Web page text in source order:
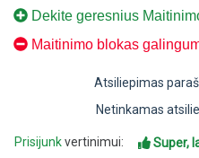
Dekite geresnius
Maitinimo blokas
Atsiliepimas
Netinkamas
Prisijunkvertinimui: Super,